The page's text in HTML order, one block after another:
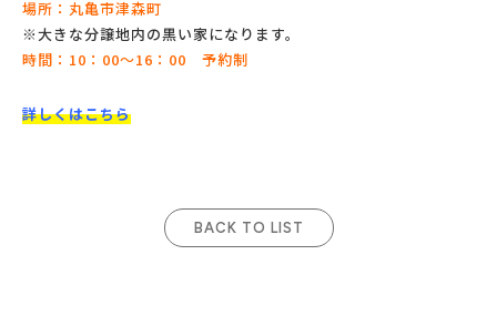
場所：丸亀市津森町
※大きな分譲地内の黒い家になります。
時間：10：00～16：00 予約制
詳しくはこちら
BACK TO LIST